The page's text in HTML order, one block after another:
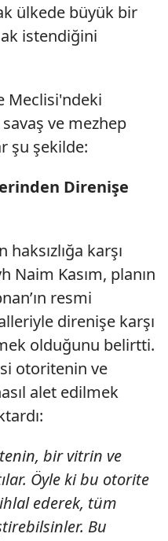
ülkede büyük bir
istendiğini
Meclisi'ndeki
ve mezhep
şu şekilde:
Direnişe
haksızlığa karşı
Naim Kasım, planın
resmi
direnişe karşı
olduğunu belirtti.
otoritenin ve
alet edilmek
bir vitrin ve
Öyle ki bu otorite
ihlal ederek, tüm
Bu